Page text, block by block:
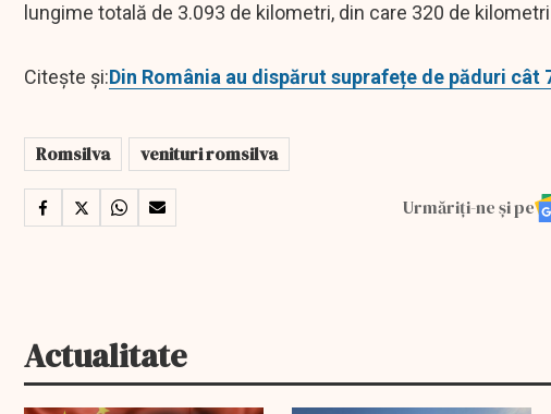
lungime totală de 3.093 de kilometri, din care 320 de
Citește și:Din România au dispărut suprafețe de păduri cât
Romsilva venituri romsilva
Urmăriți-ne și pe
Actualitate